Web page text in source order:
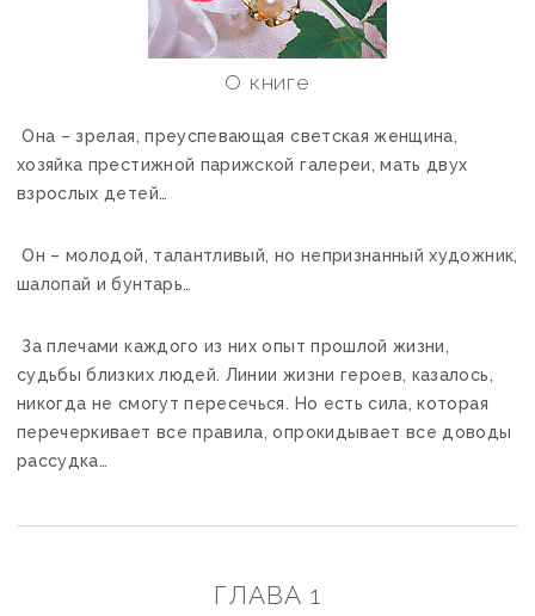
О книге
Она – зрелая, преуспевающая светская женщина,
хозяйка престижной парижской галереи, мать двух
взрослых детей…
Он – молодой, талантливый, но непризнанный художник,
шалопай и бунтарь…
За плечами каждого из них опыт прошлой жизни,
судьбы близких людей. Линии жизни героев, казалось,
никогда не смогут пересечься. Но есть сила, которая
перечеркивает все правила, опрокидывает все доводы
рассудка…
ГЛАВА 1